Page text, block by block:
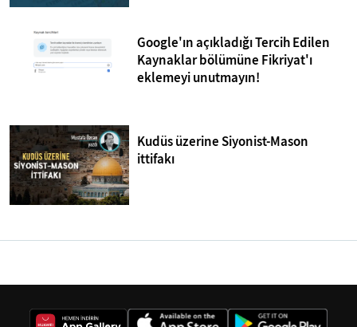
Google'ın açıkladığı Tercih Edilen
Kaynaklar bölümüne Fikriyat'ı
eklemeyi unutmayın!
Kudüs üzerine Siyonist-Mason
ittifakı